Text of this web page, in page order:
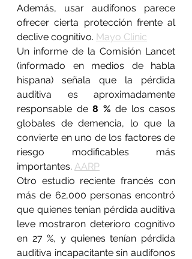
Además, usar audífonos parece
ofrecer cierta protección frente al
declive cognitivo. Mayo Clinic
Un informe de la Comisión Lancet
(informado en medios de habla
hispana) señala que la pérdida
auditiva es aproximadamente
responsable de 8 % de los casos
globales de demencia, lo que la
convierte en uno de los factores de
riesgo modificables más
importantes. AARP
Otro estudio reciente francés con
más de 62,000 personas encontró
que quienes tenían pérdida auditiva
leve mostraron deterioro cognitivo
en 27 %, y quienes tenían pérdida
auditiva incapacitante sin audífonos